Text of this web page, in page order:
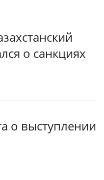
о санкциях
о выступлении